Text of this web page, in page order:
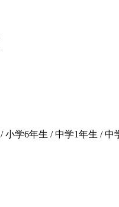
学6年生 / 中学1年生 /